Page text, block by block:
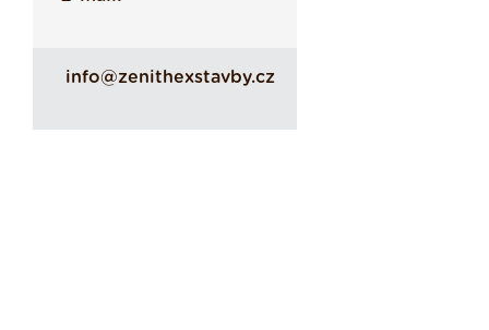
info@zenithexstavby.cz